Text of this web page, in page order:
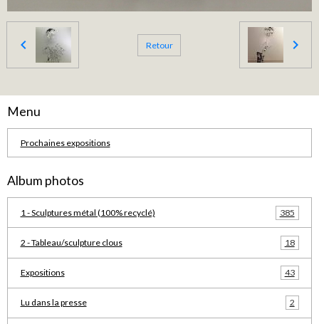
Retour
Menu
Prochaines expositions
Album photos
1 - Sculptures métal (100% recyclé) 385
2 - Tableau/sculpture clous 18
Expositions 43
Lu dans la presse 2